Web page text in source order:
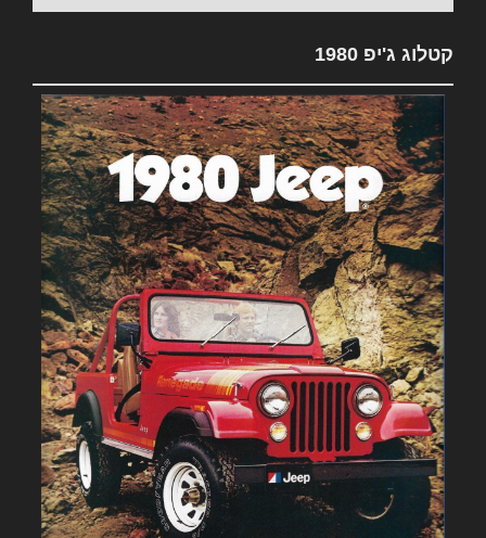
קטלוג ג'יפ 1980